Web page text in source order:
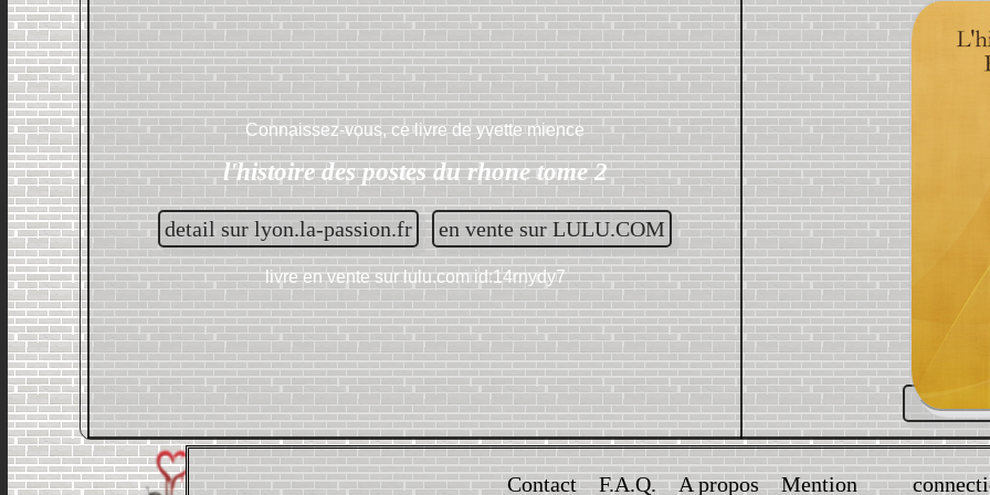
Connaissez-vous, ce livre deyvette mience
l'histoire des postes du rhone tome 2
detail sur lyon.la-passion.fr en vente sur LULU.COM
livre en vente surlulu.com id:14rnydy7
Contact F.A.Q. A propos Mention